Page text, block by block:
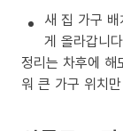
새 집 가구
게 올라갑니
정리는 차후에 해
워 큰 가구 위치